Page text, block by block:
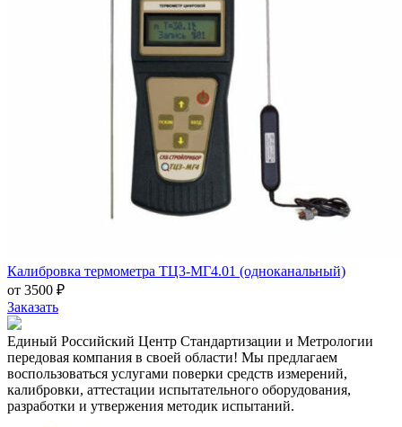
Калибровка термометра ТЦ3-МГ4.01 (одноканальный)
от 3500 ₽
Заказать
Единый Российский Центр Стандартизации и Метрологии
передовая компания в своей области! Мы предлагаем
воспользоваться услугами поверки средств измерений,
калибровки, аттестации испытательного оборудования,
разработки и утвержения методик испытаний.